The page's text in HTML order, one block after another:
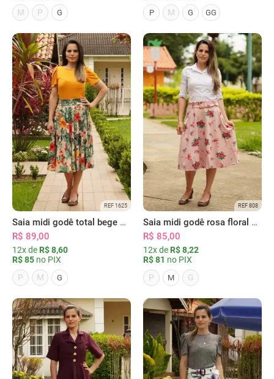
M
P G P M G GG
REF 1625
Saia midi godê total bege floral
R$ 89,00
12x de R$ 8,60
R$ 85 no PIX
P
M G
REF 808
Saia midi godê rosa floral cinto e bolsos
R$ 85,00
12x de R$ 8,22
R$ 81 no PIX
P
M G